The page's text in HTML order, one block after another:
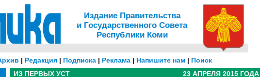
Издание Правительства
и Государственного Совета
Республики Коми
| Редакция| Подписка| Реклама| Напишите нам| Поиск
ИЗ ПЕРВЫХ УСТ 23 АПРЕЛЯ 2015 ГОДА